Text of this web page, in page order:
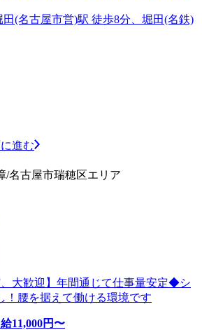
(名古屋市営)駅 徒歩8分、堀田(名鉄)
進む
/名古屋市瑞穂区エリア
、大歓迎】年間通じて仕事量安定◆シ
！腰を据えて働ける環境です
給11,000円〜